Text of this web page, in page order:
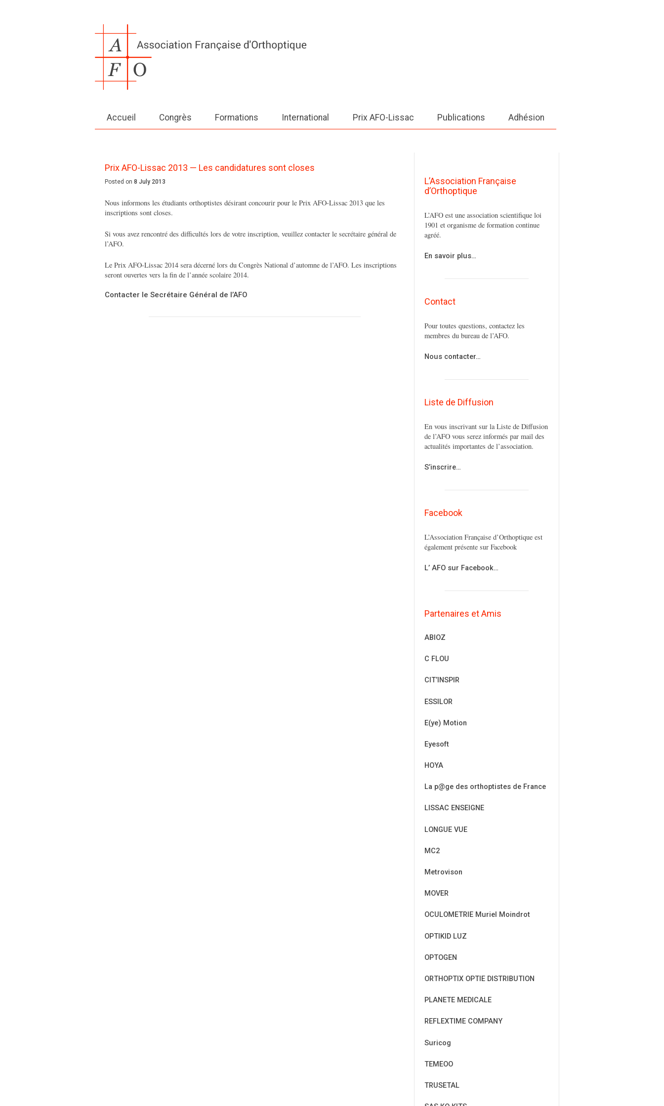
Accueil Congrès Formations International Prix AFO-Lissac Publications Adhésion
Prix AFO-Lissac 2013 — Les candidatures sont closes
Posted on 8 July 2013
Nous informons les étudiants orthoptistes désirant concourir pour le Prix AFO-Lissac 2013 que les
inscriptions sont closes.
Si vous avez rencontré des difficultés lors de votre inscription, veuillez contacter le secrétaire général de
l’AFO.
Le Prix AFO-Lissac 2014 sera décerné lors du Congrès National d’automne de l’AFO. Les inscriptions
seront ouvertes vers la fin de l’année scolaire 2014.
Contacter le Secrétaire Général de l’AFO
L’Association Française
d’Orthoptique
L’AFO est une association scientifique loi
1901 et organisme de formation continue
agréé.
En savoir plus…
Contact
Pour toutes questions, contactez les
membres du bureau de l’AFO.
Nous contacter…
Liste de Diffusion
En vous inscrivant sur la Liste de Diffusion
de l’AFO vous serez informés par mail des
actualités importantes de l’association.
S’inscrire…
Facebook
L’Association Française d’Orthoptique est
également présente sur Facebook
L’ AFO sur Facebook…
Partenaires et Amis
ABIOZ
C FLOU
CIT’INSPIR
ESSILOR
E(ye) Motion
Eyesoft
HOYA
La p@ge des orthoptistes de France
LISSAC ENSEIGNE
LONGUE VUE
MC2
Metrovison
MOVER
OCULOMETRIE Muriel Moindrot
OPTIKID LUZ
OPTOGEN
ORTHOPTIX OPTIE DISTRIBUTION
PLANETE MEDICALE
REFLEXTIME COMPANY
Suricog
TEMEOO
TRUSETAL